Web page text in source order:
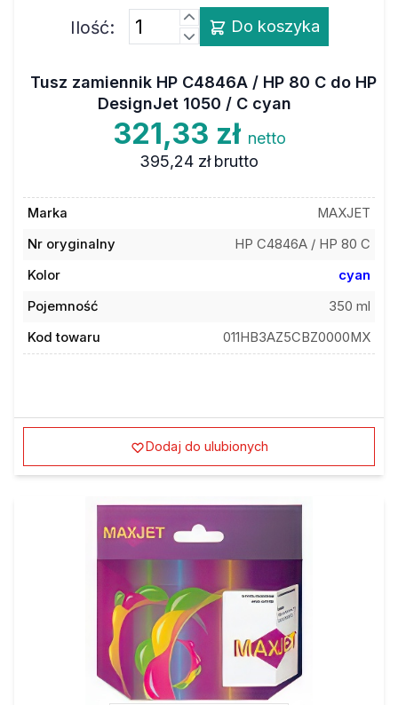
Ilość: Do koszyka
Tusz zamiennik HP C4846A / HP 80 C do HP
DesignJet 1050 / C cyan
321,33 zł netto
395,24 zł brutto
Marka
MAXJET
Nr oryginalny
HP C4846A / HP 80 C
Kolor
cyan
Pojemność
350 ml
Kod towaru
011HB3AZ5CBZ0000MX
Dodaj do ulubionych